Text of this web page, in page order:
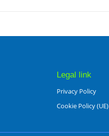
Legal link
Privacy Policy
Cookie Policy (UE)